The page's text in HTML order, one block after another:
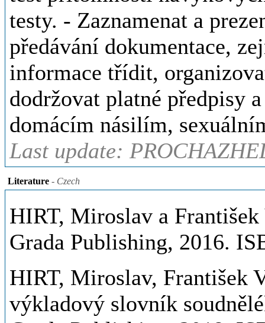
testy. - Zaznamenat a
předávání dokumentace,
informace třídit,
dodržovat platné předpisy
domácím násilím,
Last update:
Literature - Czech
HIRT, Miroslav a
Grada Publishing, 2016.
HIRT, Miroslav, František
výkladový slovník